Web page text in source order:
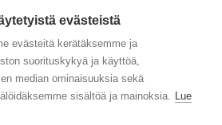
Lasten tuotteet
Asusteet
Moomin by Cailap
Vinkit
evästeistä
evästeitä kerätäksemme ja
suorituskykyä ja käyttöä,
median ominaisuuksia sekä
sisältöä ja mainoksia. Lue